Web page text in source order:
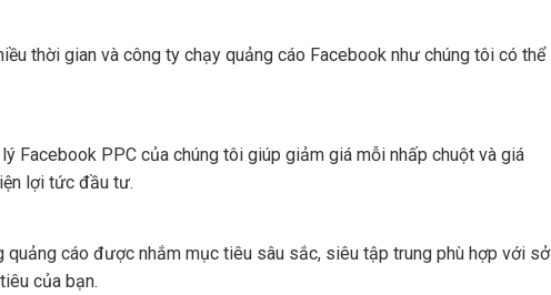
thời gian và công ty chạy quảng cáo Facebook như chúng tôi có thể
Facebook PPC của chúng tôi giúp giảm giá mỗi nhấp chuột và giá
lợi tức đầu tư.
quảng cáo được nhắm mục tiêu sâu sắc, siêu tập trung phù hợp với sở
của bạn.